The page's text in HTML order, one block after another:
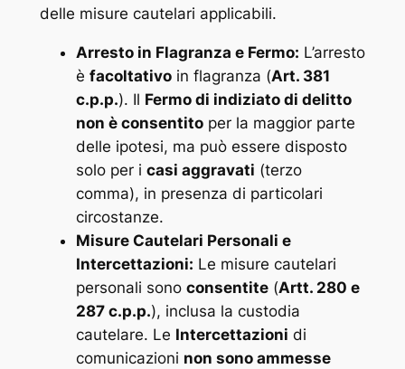
delle misure cautelari applicabili.
Arresto in Flagranza e Fermo: L’arresto
è facoltativoin flagranza (Art. 381
c.p.p.). Il Fermo di indiziato di delitto
non è consentitoper la maggior parte
delle ipotesi, ma può essere disposto
solo per i casi aggravati (terzo
comma), in presenza di particolari
circostanze.
Misure Cautelari Personali e
Intercettazioni: Le misure cautelari
personali sono consentite(Artt. 280 e
287 c.p.p.), inclusa la custodia
cautelare. Le Intercettazioni di
comunicazioni non sono ammesse